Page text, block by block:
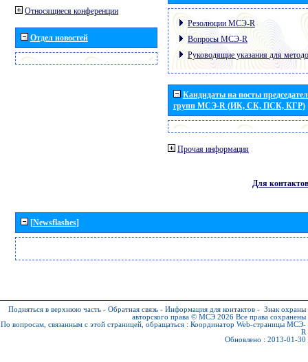
Относящиеся конференции
Отдел новостей
Резолюции МСЭ-R
Вопросы МСЭ-R
Руководящие указания для
Кандидаты на посты
групп МСЭ-R (ИК, СК, ПСК, КГР)
Прочая информация
Для контактов
[Newsflashes]
Подняться в верхнюю часть - Обратная связь - Информация для контактов - Знак охраны
авторского права © МСЭ 2026 Все права сохранены
По вопросам, связанным с этой страницей, обращаться : Координатор Web-страницы МСЭ-
R
Обновлено : 2013-01-30